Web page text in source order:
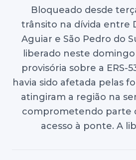
Bloqueado desde
trânsito na dívida entre
Aguiar e São Pedro do
liberado neste
provisória sobre a ERS-
havia sido afetada pelas
atingiram a região na
comprometendo parte
acesso à ponte. A